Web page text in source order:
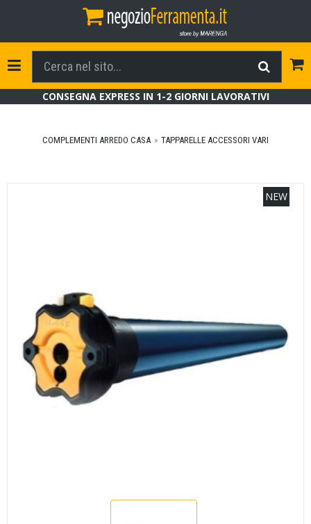
Toggle Navigation
CONSEGNA EXPRESS IN 1-2 GIORNI LAVORATIVI
COMPLEMENTI ARREDO CASA TAPPARELLE ACCESSORI VARI
NEW